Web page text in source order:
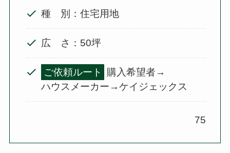
種 別：住宅用地
広 さ：50坪
ご依頼ルート
購入希望者→
ハウスメーカー→ケイジェックス
75